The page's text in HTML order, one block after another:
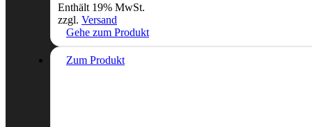
Enthält 19% MwSt.
zzgl. Versand
Gehe zum Produkt
Zum Produkt